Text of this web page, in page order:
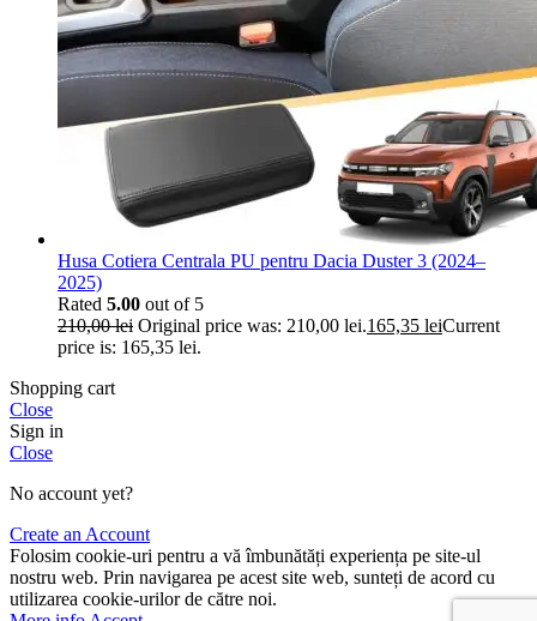
Husa Cotiera Centrala PU pentru Dacia Duster 3 (2024–
2025)
Rated 5.00 out of 5
210,00lei Original price was: 210,00 lei.165,35 leiCurrent
price is: 165,35 lei.
Shopping cart
Close
Sign in
Close
No account yet?
Create an Account
Folosim cookie-uri pentru a vă îmbunătăți experiența pe site-ul
nostru web. Prin navigarea pe acest site web, sunteți de acord cu
utilizarea cookie-urilor de către noi.